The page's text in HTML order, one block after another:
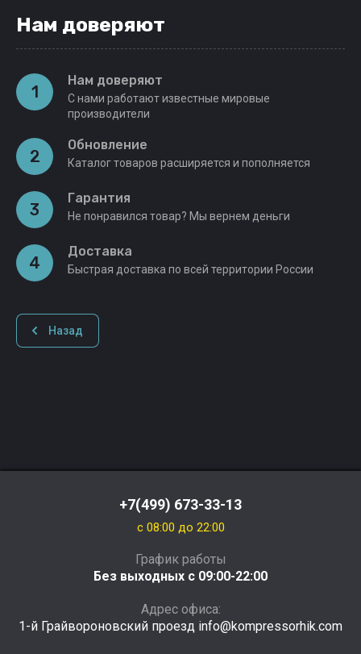
Нам доверяют
1
Нам доверяют
С нами работают известные мировые
производители
2
Обновление
Каталог товаров расширяется и пополняется
3
Гарантия
Не понравился товар? Мы вернем деньги
4
Доставка
Быстрая доставка по всей территории России
Назад
+7(499) 673-33-13
c 08:00 до 22:00
График работы
Без выходных с 09:00-22:00
Адрес офиса:
1-й Грайвороновский проезд info@kompressorhik.com